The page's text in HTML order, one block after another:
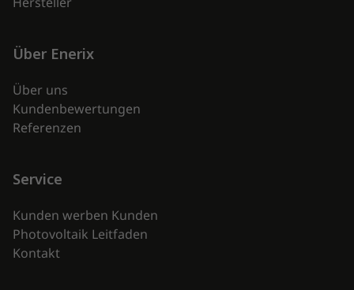
Über Enerix
Über uns
Kundenbewertungen
Referenzen
Service
Kunden werben Kunden
Photovoltaik Leitfaden
Kontakt